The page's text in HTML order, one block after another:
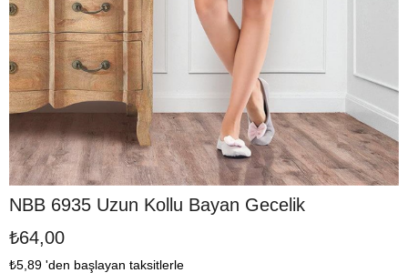
NBB 6935 Uzun Kollu Bayan Gecelik
₺64,00
₺5,89 'den başlayan taksitlerle